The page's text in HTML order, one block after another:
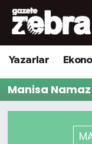
Yazarlar
Manisa
Yazarlar
Ekonomi
Kültür-
Nöbetçi
Hava
Trafik
Süper Lig